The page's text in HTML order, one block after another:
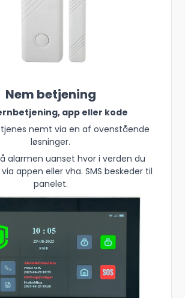
Nem betjening
app eller kode
nemt via en af ovenstående
løsninger.
alarmen uanset hvor i verden du
appen eller vha. SMS beskeder til
panelet.